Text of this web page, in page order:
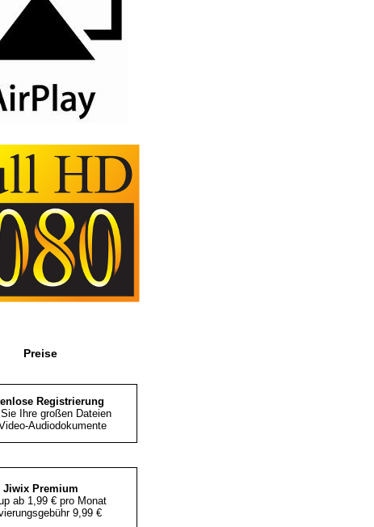
Preise
Registrierung
Ihre großen Dateien
Audiodokumente
Jiwix Premium
ab 1,99 € pro Monat
9,99 €